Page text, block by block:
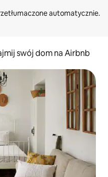
swój dom na Airbnb